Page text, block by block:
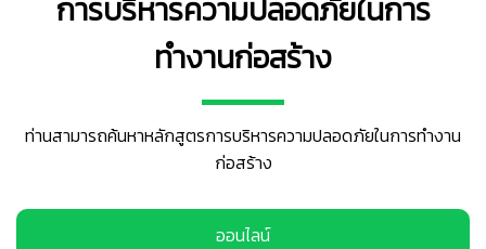
การบริหารความปลอดภัยในการ
ทำงานก่อสร้าง
ท่านสามารถค้นหาหลักสูตรการบริหารความปลอดภัยในการทำงาน
ก่อสร้าง
ออนไลน์